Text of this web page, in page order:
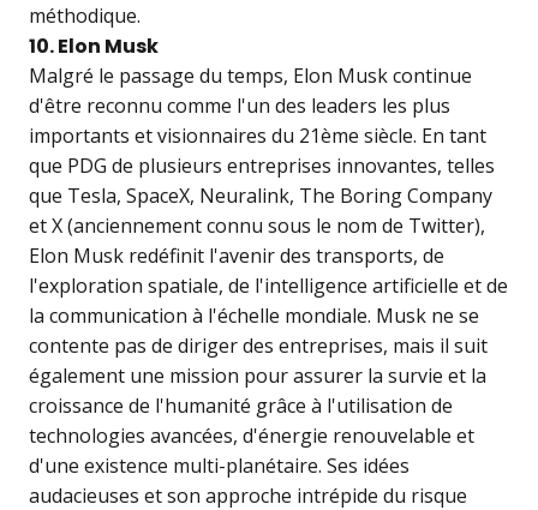
méthodique.
10. Elon Musk
Malgré le passage du temps, Elon Musk continue
d'être reconnu comme l'un des leaders les plus
importants et visionnaires du 21ème siècle. En tant
que PDG de plusieurs entreprises innovantes, telles
que Tesla, SpaceX, Neuralink, The Boring Company
et X (anciennement connu sous le nom de Twitter),
Elon Musk redéfinit l'avenir des transports, de
l'exploration spatiale, de l'intelligence artificielle et de
la communication à l'échelle mondiale. Musk ne se
contente pas de diriger des entreprises, mais il suit
également une mission pour assurer la survie et la
croissance de l'humanité grâce à l'utilisation de
technologies avancées, d'énergie renouvelable et
d'une existence multi-planétaire. Ses idées
audacieuses et son approche intrépide du risque